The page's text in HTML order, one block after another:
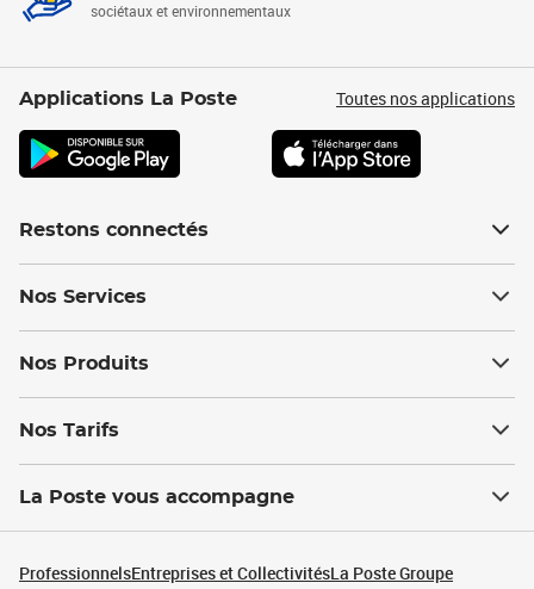
sociétaux et environnementaux
Applications La Poste Toutes nos applications
Restons connectés
Nos Services
Nos Produits
Nos Tarifs
La Poste vous accompagne
ProfessionnelsEntreprises et CollectivitésLa Poste Groupe